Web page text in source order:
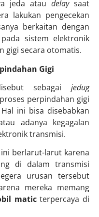
jeda atau delaysaat
lakukan pengecekan
berkaitan dengan
sistem elektronik
gigi secara otomatis.
Gigi
sebagai jedug
perpindahan gigi
ini bisa disebabkan
adanya kegagalan
transmisi.
berlarut-larut karena
di dalam transmisi
urusan tersebut
mereka memang
maticterpercaya di